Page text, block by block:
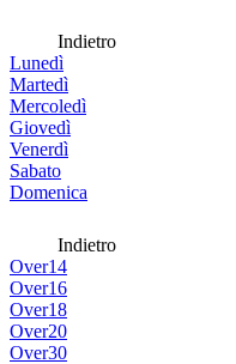
Indietro
Lunedì
Martedì
Mercoledì
Giovedì
Venerdì
Sabato
Domenica
Indietro
Over14
Over16
Over18
Over20
Over30